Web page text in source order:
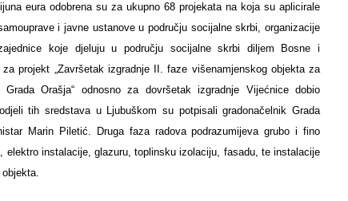
eura odobrena su za ukupno 68 projekata na koja su aplicirale
i javne ustanove u području socijalne skrbi, organizacije
koje djeluju u području socijalne skrbi diljem Bosne i
projekt „Završetak izgradnje II. faze višenamjenskog objekta za
Orašja“ odnosno za dovršetak izgradnje Vijećnice dobio
tih sredstava u Ljubuškom su potpisali gradonačelnik Grada
Marin Piletić. Druga faza radova podrazumijeva grubo i fino
elektro instalacije, glazuru, toplinsku izolaciju, fasadu, te instalacije
objekta.